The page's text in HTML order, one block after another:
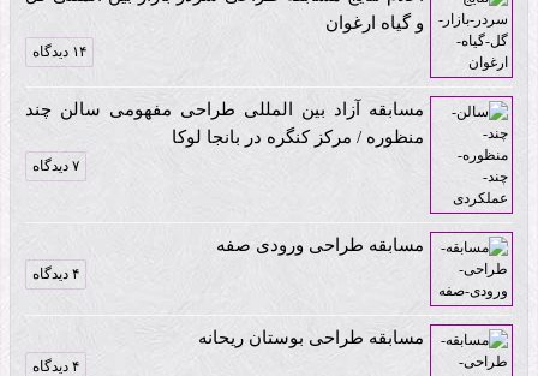
و گیاه ارغوان
۱۴ دیدگاه
مسابقه آزاد بین المللی طراحی مفهومی سالن چند
منظوره / مرکز کنگره در بانجا لوکا
۷ دیدگاه
مسابقه طراحی ورودی صفه
۴ دیدگاه
مسابقه طراحی بوستان ریحانه
۴ دیدگاه